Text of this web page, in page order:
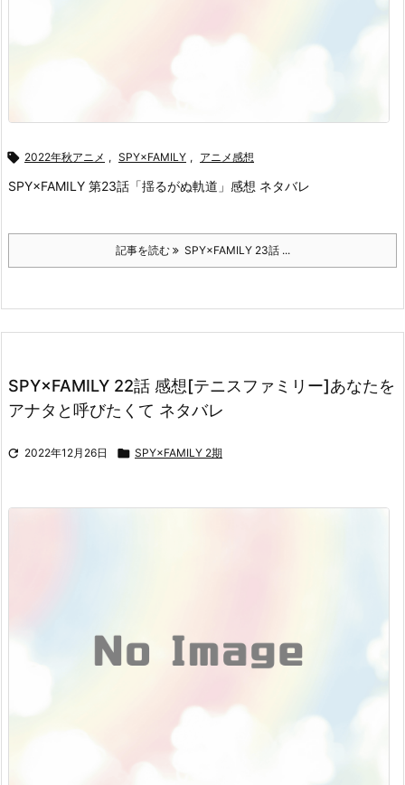
 2022年秋アニメ , SPY×FAMILY , アニメ感想
SPY×FAMILY 第23話「揺るがぬ軌道」感想 ネタバレ
記事を読む SPY×FAMILY 23話 ...
SPY×FAMILY 22話 感想[テニスファミリー]あなたを
アナタと呼びたくて ネタバレ
 2022年12月26日  SPY×FAMILY 2期